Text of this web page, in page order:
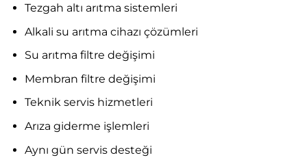
Tezgah altı arıtma sistemleri
Alkali su arıtma cihazı çözümleri
Su arıtma filtre değişimi
Membran filtre değişimi
Teknik servis hizmetleri
Arıza giderme işlemleri
Aynı gün servis desteği